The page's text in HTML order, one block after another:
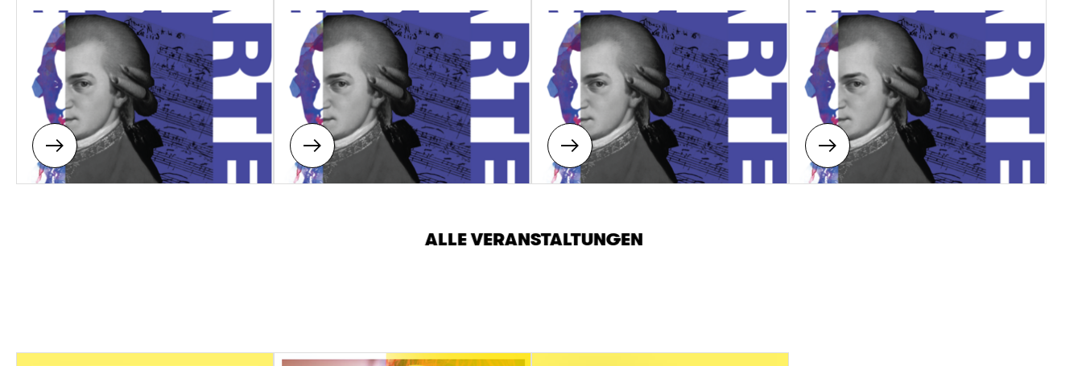
Montag - Freitag: 08:00 Uhr bis 22:00 Uhr (Unterricht / Übezeit bis 21:30 Uhr)
Samstag - Sonntag: 09:00 Uhr bis 22:00 Uhr (Unterricht / Übezeit bis 21:30 Uhr)
24.12.2026 bis 03.01.2027
Hochschule geschlossen
04.01.2027 bis 13.02.2027
Samstag - Sonntag : 09:00 Uhr bis 22:00 Uhr (Unterricht / Übezeit bis 21:30 Uhr)
ALLE VERANSTALTUNGEN